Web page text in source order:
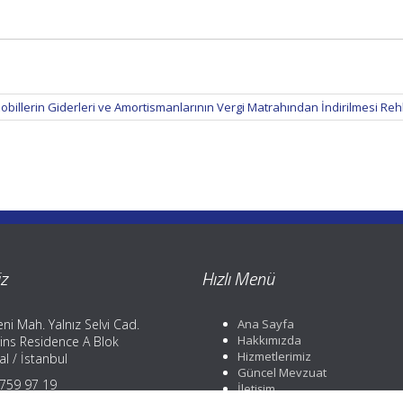
Giderleri ve Amortismanlarının Vergi Matrahından İndirilmesi
Mah. Yalnız Selvi Cad.
Residence A Blok
/ İstanbul
97 19
Hızlı Menü
Ana Sayfa
Hakkımızda
Hizmetlerimiz
Güncel Mevzuat
İletişim